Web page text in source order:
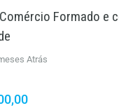
Formado e
Atrás